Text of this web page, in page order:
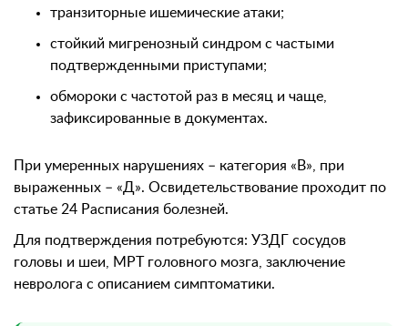
транзиторные ишемические атаки;
стойкий мигренозный синдром с частыми
подтвержденными приступами;
обмороки с частотой раз в месяц и чаще,
зафиксированные в документах.
При умеренных нарушениях – категория «В», при
выраженных – «Д». Освидетельствование проходит по
статье 24 Расписания болезней.
Для подтверждения потребуются: УЗДГ сосудов
головы и шеи, МРТ головного мозга, заключение
невролога с описанием симптоматики.